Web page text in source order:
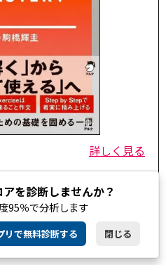
詳しく見る
を診断しませんか？
95％で分析します
リで無料診断する 閉じる